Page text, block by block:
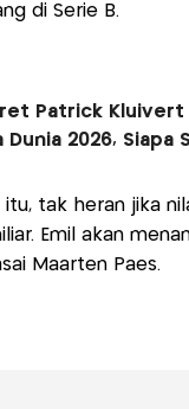
di Serie B.
Patrick
Dunia 2026, Siapa
itu, tak heran jika
Emil akan
Maarten Paes.